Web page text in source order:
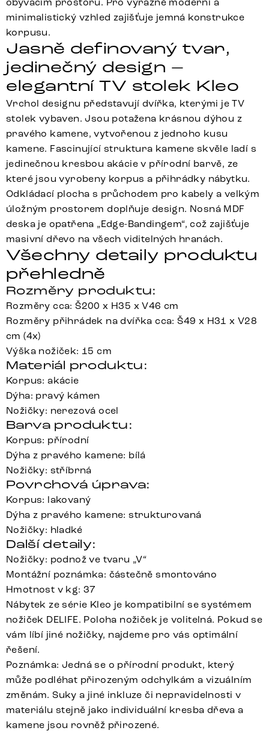
minimalistický vzhled zajišťuje jemná konstrukce
korpusu.
Jasně definovaný tvar,
jedinečný design –
elegantní TV stolek Kleo
Vrchol designu představují dvířka, kterými je TV
stolek vybaven. Jsou potažena krásnou dýhou z
pravého kamene, vytvořenou z jednoho kusu
kamene. Fascinující struktura kamene skvěle ladí s
jedinečnou kresbou akácie v přírodní barvě, ze
které jsou vyrobeny korpus a přihrádky nábytku.
Odkládací plocha s průchodem pro kabely a velkým
úložným prostorem doplňuje design. Nosná MDF
deska je opatřena „Edge-Bandingem“, což zajišťuje
masivní dřevo na všech viditelných hranách.
Všechny detaily produktu
přehledně
Rozměry produktu:
Rozměry cca: Š200 x H35 x V46 cm
Rozměry přihrádek na dvířka cca: Š49 x H31 x V28
cm (4x)
Výška nožiček: 15 cm
Materiál produktu:
Korpus: akácie
Dýha: pravý kámen
Nožičky: nerezová ocel
Barva produktu:
Korpus: přírodní
Dýha z pravého kamene: bílá
Nožičky: stříbrná
Povrchová úprava:
Korpus: lakovaný
Dýha z pravého kamene: strukturovaná
Nožičky: hladké
Další detaily:
Nožičky: podnož ve tvaru „V“
Montážní poznámka: částečně smontováno
Hmotnost v kg: 37
Nábytek ze série Kleo je kompatibilní se systémem
nožiček DELIFE. Poloha nožiček je volitelná. Pokud se
vám líbí jiné nožičky, najdeme pro vás optimální
řešení.
Poznámka: Jedná se o přírodní produkt, který
může podléhat přirozeným odchylkám a vizuálním
změnám. Suky a jiné inkluze či nepravidelnosti v
materiálu stejně jako individuální kresba dřeva a
kamene jsou rovněž přirozené.